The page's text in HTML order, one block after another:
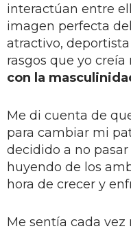
interactúan entre
imagen perfecta
atractivo,
rasgos que yo creía
con la
Me di cuenta de
para cambiar mi
decidido a no
huyendo de los
hora de crecer y
Me sentía cada vez